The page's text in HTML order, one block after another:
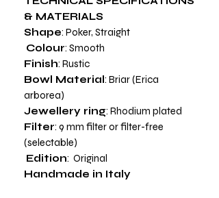
& MATERIALS
Shape: Poker, Straight
Colour: Smooth
Finish: Rustic
Bowl Material: Briar (Erica
arborea)
Jewellery ring: Rhodium plated
Filter: 9 mm filter or filter-free
(selectable)
Edition: Original
Handmade in Italy